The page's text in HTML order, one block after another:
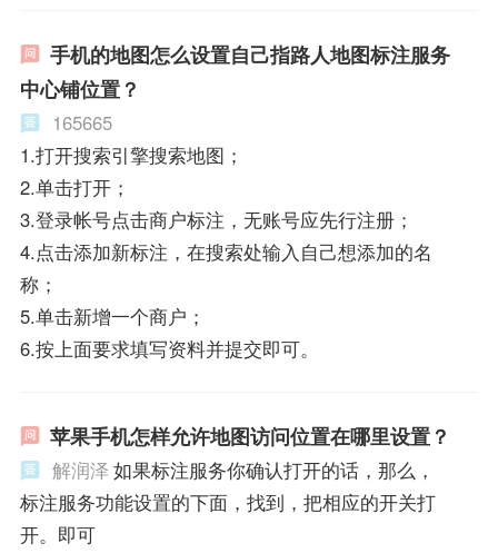
手机的地图怎么设置自己指路人地图标注服务
中心铺位置？
165665
1.打开搜索引擎搜索地图；
2.单击打开；
3.登录帐号点击商户标注，无账号应先行注册；
4.点击添加新标注，在搜索处输入自己想添加的名
称；
5.单击新增一个商户；
6.按上面要求填写资料并提交即可。
苹果手机怎样允许地图访问位置在哪里设置？
解润泽 如果标注服务你确认打开的话，那么，
标注服务功能设置的下面，找到，把相应的开关打
开。即可